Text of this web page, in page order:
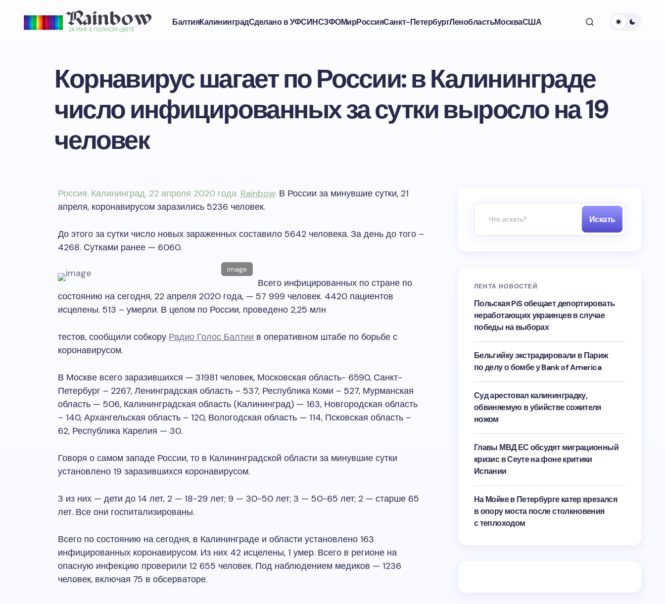
БалтияКалининградСделано в УФСИНСЗФОМирРоссияСанкт-ПетербургЛенобластьМоскваСША
Корнавирус шагает по России: в Калининграде
число инфицированных за сутки выросло на 19
человек
Россия. Калининград. 22 апреля 2020 года. Rainbow. В России за минувшие сутки, 21
апреля, коронавирусом заразились 5236 человек.
До этого за сутки число новых зараженных составило 5642 человека. За день до того –
4268. Сутками ранее — 6060.
image
Всего инфицированных по стране по
состоянию на сегодня, 22 апреля 2020 года, — 57 999 человек. 4420 пациентов
исцелены. 513 – умерли. В целом по России, проведено 2,25 млн
тестов, сообщили собкору Радио Голос Балтии в оперативном штабе по борьбе с
коронавирусом.
В Москве всего заразившихся — 31981 человек, Московская область- 6590, Санкт-
Петербург – 2267, Ленинградская область – 537, Республика Коми – 527, Мурманская
область — 506, Калининградская область (Калининград) — 163, Новгородская область
– 140, Архангельская область – 120, Вологодская область — 114, Псковская область –
62, Республика Карелия — 30.
Говоря о самом западе России, то в Калининградской области за минувшие сутки
установлено 19 заразившихся коронавирусом.
3 из них — дети до 14 лет, 2 — 18-29 лет; 9 — 30-50 лет; 3 — 50-65 лет; 2 — старше 65
лет. Все они госпитализированы.
Всего по состоянию на сегодня, в Калининграде и области установлено 163
инфицированных коронавирусом. Из них 42 исцелены, 1 умер. Всего в регионе на
опасную инфекцию проверили 12 655 человек. Под наблюдением медиков — 1236
человек, включая 75 в обсерваторе.
Искать
ЛЕНТА НОВОСТЕЙ
Польская PiS обещает депортировать
неработающих украинцев в случае
победы на выборах
Бельгийку экстрадировали в Париж
по делу о бомбе у Bank of America
Суд арестовал калининградку,
обвиняемую в убийстве сожителя
ножом
Главы МВД ЕС обсудят миграционный
кризис в Сеуте на фоне критики
Испании
На Мойке в Петербурге катер врезался
в опору моста после столкновения
с теплоходом